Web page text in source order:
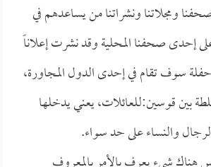
ومجلاتنا ونشراتنا من يساعدهم في
إحدى صحفنا المحلية وقد نشرت إعلاناً
سوف تقام في إحدى الدول المجاورة،
بين قوسين:للعائلات، يعني يدخلها
والنساء على حد سواء.